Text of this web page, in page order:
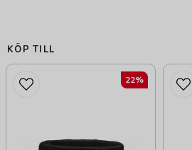
KÖP TILL
22%